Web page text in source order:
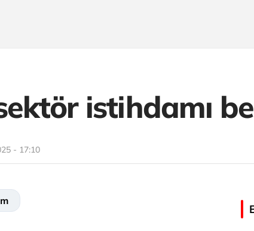
istihdamı
- 17:10